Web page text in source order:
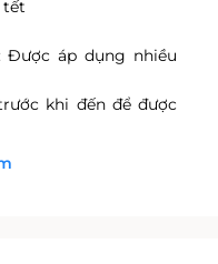
tết
Được áp dụng nhiều
khi đến để được
002 011 (HN)